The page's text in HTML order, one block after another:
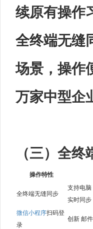
续原有操作
全终端无缝
场景，操作
万家中型企
（三）全
操作特性
全终端无缝同步
支持电脑
实时同步
微信小程序扫码登
录
创新 邮